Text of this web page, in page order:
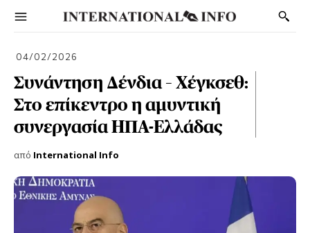
04/02/2026
Συνάντηση Δένδια – Χέγκσεθ:
Στο επίκεντρο η αμυντική
συνεργασία ΗΠΑ-Ελλάδας
από International Info